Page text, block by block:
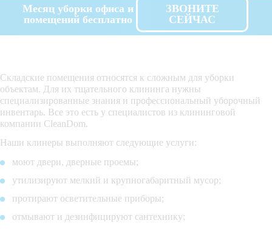
Месяц уборки офиса и
помещений бесплатно
ЗВОНИТЕ
СЕЙЧАС
Складские помещения относятся к сложным для уборки
объектам. Для их тщательного клининга нужны
специализированные знания и профессиональный уборочный
инвентарь. Все это есть у специалистов из клининговой
компании CleanDom.
Наши клинеры выполняют следующие услуги:
моют двери, дверные проемы;
утилизируют мелкий и крупногабаритный мусор;
протирают осветительные приборы;
отмывают и дезинфицируют сантехнику;